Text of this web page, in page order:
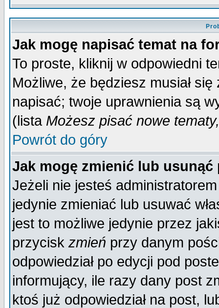
Jak mogę napisać temat na
To proste, kliknij w odpowiedni
Możliwe, że będziesz musiał
napisać; twoje uprawnienia są
(lista Możesz pisać nowe
Powrót do góry
Jak mogę zmienić lub usunąć
Jeżeli nie jesteś
jedynie zmieniać lub usuwać
jest to możliwe jedynie przez
przycisk zmień przy danym
odpowiedział po edycji pod
informujący, ile razy dany post
ktoś już odpowiedział na post,